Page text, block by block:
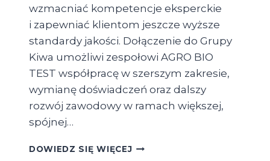
wzmacniać kompetencje eksperckie
i zapewniać klientom jeszcze wyższe
standardy jakości. Dołączenie do Grupy
Kiwa umożliwi zespołowi AGRO BIO
TEST współpracę w szerszym zakresie,
wymianę doświadczeń oraz dalszy
rozwój zawodowy w ramach większej,
spójnej…
DOWIEDZ SIĘ WIĘCEJAGRO